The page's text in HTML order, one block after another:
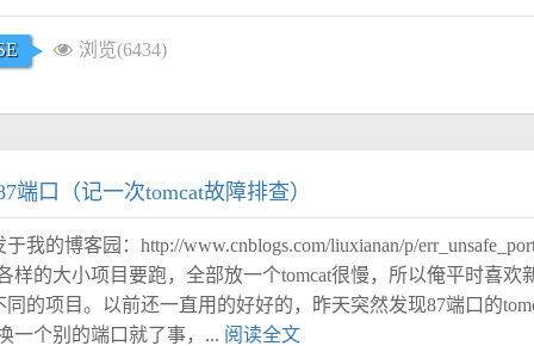
浏览(6434)
端口（记一次tomcat故障排查）
我的博客园：http://www.cnblogs.com/liuxianan/p/
样的大小项目要跑，全部放一个tomcat很慢，所以俺平时喜欢
同的项目。以前还一直用的好好的，昨天突然发现87端口的
一个别的端口就了事，... 阅读全文